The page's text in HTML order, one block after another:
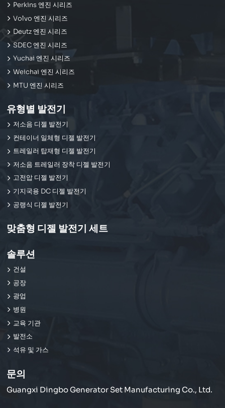
Perkins 엔진 시리즈
Volvo 엔진 시리즈
Deutz 엔진 시리즈
SDEC 엔진 시리즈
Yuchai 엔진 시리즈
Weichai 엔진 시리즈
MTU 엔진 시리즈
유형별 발전기
저소음 디젤 발전기
컨테이너 일체형 디젤 발전기
트레일러 탑재형 디젤 발전기
저소음 트레일러 장착 디젤 발전기
고전압 디젤 발전기
기지국용 DC 디젤 발전기
공랭식 디젤 발전기
맞춤형 디젤 발전기 세트
솔루션
건설
공장
광업
병원
교육 기관
발전소
석유 및 가스
문의
Guangxi Dingbo Generator Set Manufacturing Co., Ltd.